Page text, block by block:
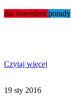
dla inwestora porady
Czytaj więcej
19 sty 2016